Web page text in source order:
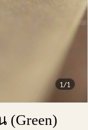
1/1
(Green)